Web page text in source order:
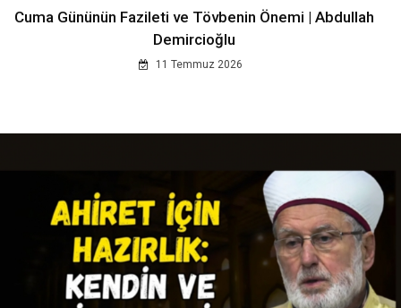
Cuma Gününün Fazileti ve Tövbenin Önemi | Abdullah
Demircioğlu
11 Temmuz 2026